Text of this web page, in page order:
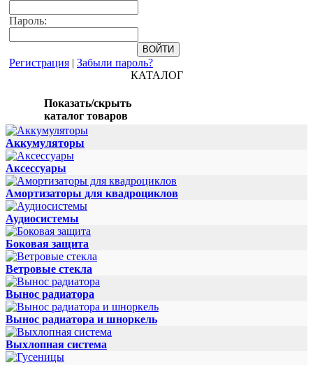
Пароль:
Регистрация | Забыли пароль?
КАТАЛОГ
Показать/скрыть
каталог товаров
Аккумуляторы
Аксессуары
Амортизаторы для квадроциклов
Аудиосистемы
Боковая защита
Ветровые стекла
Вынос радиатора
Вынос радиатора и шноркель
Выхлопная система